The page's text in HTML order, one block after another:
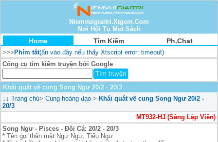
Niemvuigiaitri.Xtgem.Com
Nơi Hội Tụ Mọt Sách
Home Tìm Kiếm Ph.Chat
>>>Phím tắt(ấn vào đây nếu thấy Xtscript error: timeout)
Công cụ tìm kiếm truyện bởi Google
Khái quát về cung Song Ngư 20/2 - 20/3
↓↓ Trang chủ> Cung hoàng đạo > Khái quát về cung Song Ngư 20/2 -
20/3
MT932-HJ (Sáng Lập Viên)
Song Ngư - Pisces - Đôi Cá: 20/2 - 20/3
* Tên gọi thân mật:Ngư Ngư, Tiểu Ngư.